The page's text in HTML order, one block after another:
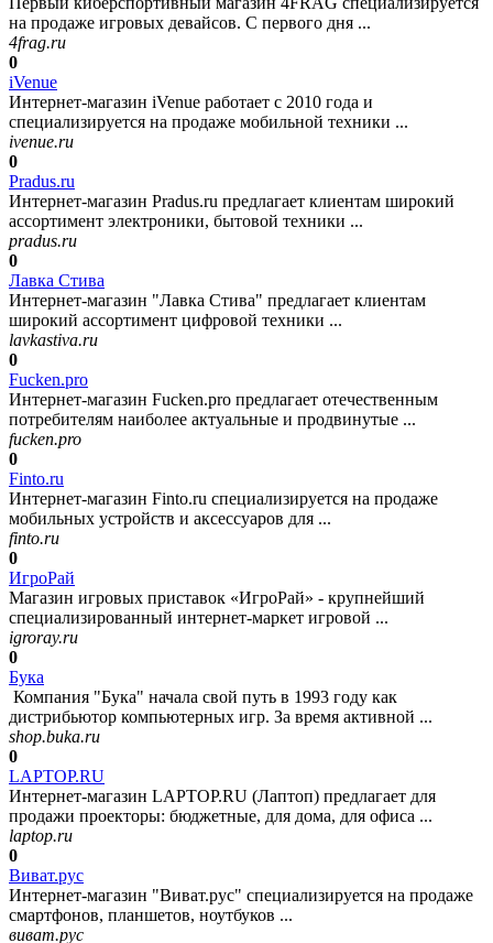
на продаже игровых девайсов. С первого дня ...
4frag.ru
0
iVenue
Интернет-магазин iVenue работает с 2010 года и
специализируется на продаже мобильной техники ...
ivenue.ru
0
Pradus.ru
Интернет-магазин Pradus.ru предлагает клиентам широкий
ассортимент электроники, бытовой техники ...
pradus.ru
0
Лавка Стива
Интернет-магазин "Лавка Стива" предлагает клиентам
широкий ассортимент цифровой техники ...
lavkastiva.ru
0
Fucken.pro
Интернет-магазин Fucken.pro предлагает отечественным
потребителям наиболее актуальные и продвинутые ...
fucken.pro
0
Finto.ru
Интернет-магазин Finto.ru специализируется на продаже
мобильных устройств и аксессуаров для ...
finto.ru
0
ИгроРай
Магазин игровых приставок «ИгроРай» - крупнейший
специализированный интернет-маркет игровой ...
igroray.ru
0
Бука
Компания "Бука" начала свой путь в 1993 году как
дистрибьютор компьютерных игр. За время активной ...
shop.buka.ru
0
LAPTOP.RU
Интернет-магазин LAPTOP.RU (Лаптоп) предлагает для
продажи проекторы: бюджетные, для дома, для офиса ...
laptop.ru
0
Виват.рус
Интернет-магазин "Виват.рус" специализируется на продаже
смартфонов, планшетов, ноутбуков ...
виват.рус